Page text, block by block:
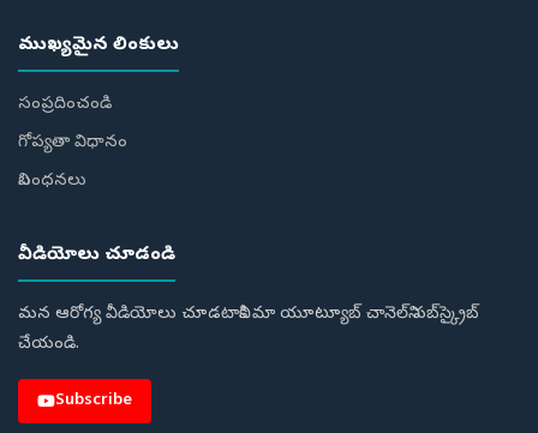
ముఖ్యమైన లింకులు
సంప్రదించండి
గోప్యతా విధానం
నిబంధనలు
వీడియోలు చూడండి
మన ఆరోగ్య వీడియోలు చూడటానికి మా యూట్యూబ్ చానెల్‌ని సబ్‌స్క్రైబ్
చేయండి.
Subscribe